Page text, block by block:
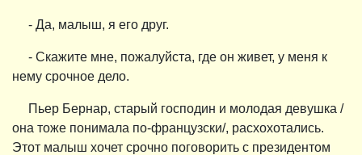
- Да, малыш, я его друг.
- Скажите мне, пожалуйста, где он живет, у меня к
нему срочное дело.
Пьер Бернар, старый господин и молодая девушка /
она тоже понимала по-французски/, расхохотались.
Этот малыш хочет срочно поговорить с президентом